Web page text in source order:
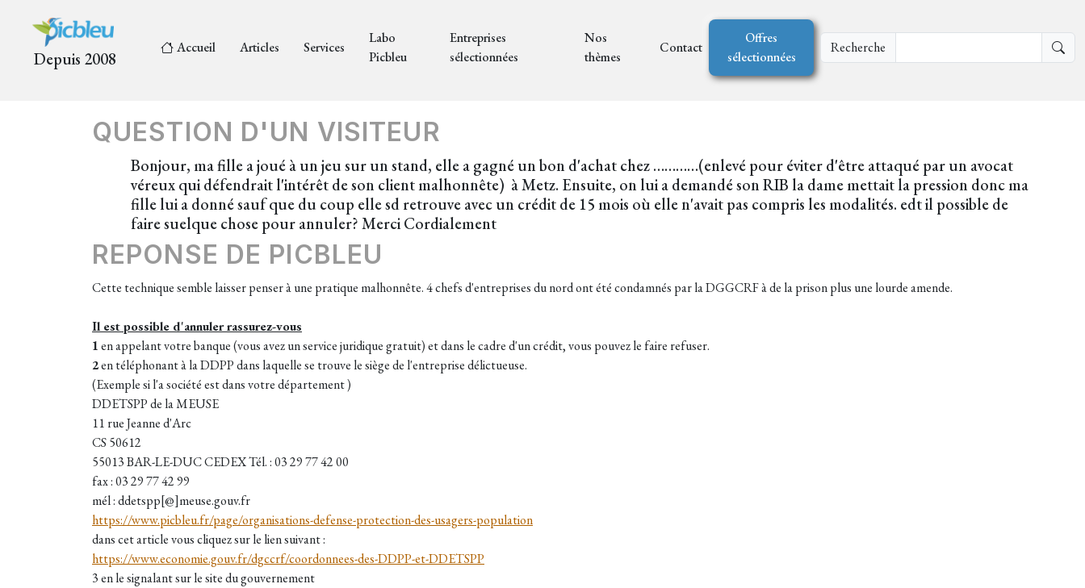
Depuis 2008
Accueil Articles Services
Labo
Picbleu
Entreprises
sélectionnées
Nos
thèmes
Contact
Offres
sélectionnées
Recherche
QUESTION D'UN VISITEUR
Bonjour, ma fille a joué à un jeu sur un stand, elle a gagné un bon d'achat chez …………(enlevé pour éviter d'être attaqué par un avocat
véreux qui défendrait l'intérêt de son client malhonnête) à Metz. Ensuite, on lui a demandé son RIB la dame mettait la pression donc ma
fille lui a donné sauf que du coup elle sd retrouve avec un crédit de 15 mois où elle n'avait pas compris les modalités. edt il possible de
faire suelque chose pour annuler? Merci Cordialement
REPONSE DE PICBLEU
Cette technique semble laisser penser à une pratique malhonnête. 4 chefs d'entreprises du nord ont été condamnés par la DGGCRF à de la prison plus une lourde amende.
Il est possible d'annuler rassurez-vous
1en appelant votre banque (vous avez un service juridique gratuit) et dans le cadre d'un crédit, vous pouvez le faire refuser.
2en téléphonant à la DDPP dans laquelle se trouve le siège de l'entreprise délictueuse.
(Exemple si l'a société est dans votre département )
DDETSPP de la MEUSE
11 rue Jeanne d'Arc
CS 50612
55013 BAR-LE-DUC CEDEX Tél. : 03 29 77 42 00
fax : 03 29 77 42 99
mél : ddetspp[@]meuse.gouv.fr
https://www.picbleu.fr/page/organisations-defense-protection-des-usagers-population
dans cet article vous cliquez sur le lien suivant :
https://www.economie.gouv.fr/dgccrf/coordonnees-des-DDPP-et-DDETSPP
3 en le signalant sur le site du gouvernement